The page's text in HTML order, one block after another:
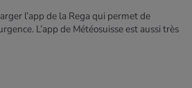
l’app de la Rega qui permet de
L’app de Météosuisse est aussi très